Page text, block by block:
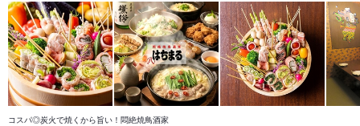
コスパ◎炭火で焼くから旨い！悶絶焼鳥酒家